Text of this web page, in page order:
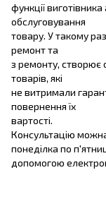
функції
обслуговування
товару. У такому
ремонт та
з ремонту, створює
товарів, які
не витримали
повернення їх
вартості.
Консультацію
понеділка по
допомогою